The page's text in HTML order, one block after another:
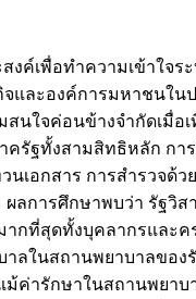
งค์เพื่อทำความเข้าใจร
และองค์การมหาชนในป
สนใจค่อนข้างจำกัดเมื่อ
รัฐทั้งสามสิทธิหลัก กา
นเอกสาร การสำรวจด้ว
ผลการศึกษาพบว่า รัฐวิ
กที่สุดทั้งบุคลากรและค
าลในสถานพยาบาลขอ
ม้ค่ารักษาในสถานพยาบ